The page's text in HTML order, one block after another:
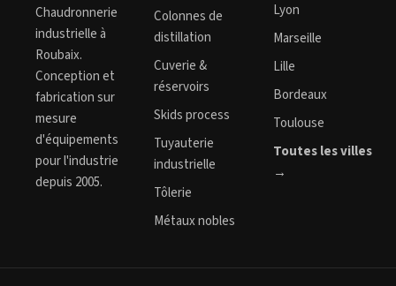
Chaudronnerie
industrielle à
Roubaix.
Conception et
fabrication sur
mesure
d'équipements
pour l'industrie
depuis 2005.
Colonnes de
distillation
Cuverie &
réservoirs
Skids process
Tuyauterie
industrielle
Tôlerie
Métaux nobles
Lyon
Marseille
Lille
Bordeaux
Toulouse
Toutes les villes
→